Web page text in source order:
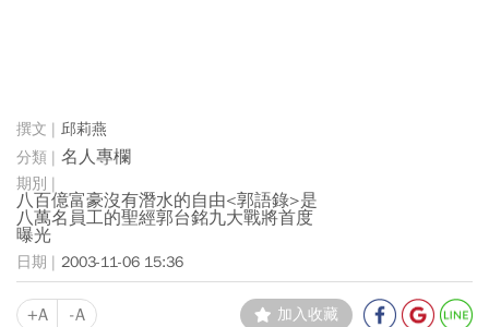
邱莉燕
名人專欄
八百億富豪沒有潛水的自由<郭語錄>是
八萬名員工的聖經郭台銘九大戰將首度
曝光
2003-11-06 15:36
+A -A 加入收藏